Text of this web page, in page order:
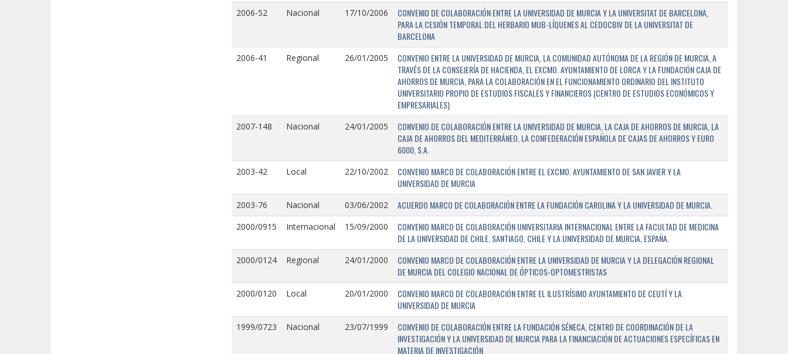
2006-52 Nacional 17/10/2006
CONVENIO DE COLABORACIÓN ENTRE LA UNIVERSIDAD DE MURCIA Y LA UNIVERSITAT DE BARCELONA,
PARA LA CESIÓN TEMPORAL DEL HERBARIO MUB-LÍQUENES AL CEDOCBIV DE LA UNIVERSITAT DE
BARCELONA
2006-41 Regional 26/01/2005
CONVENIO ENTRE LA UNIVERSIDAD DE MURCIA, LA COMUNIDAD AUTÓNOMA DE LA REGIÓN DE MURCIA, A
TRAVÉS DE LA CONSEJERÍA DE HACIENDA, EL EXCMO. AYUNTAMIENTO DE LORCA Y LA FUNDACIÓN CAJA DE
AHORROS DE MURCIA, PARA LA COLABORACIÓN EN EL FUNCIONAMIENTO ORDINARIO DEL INSTITUTO
UNIVERSITARIO PROPIO DE ESTUDIOS FISCALES Y FINANCIEROS (CENTRO DE ESTUDIOS ECONÓMICOS Y
EMPRESARIALES)
2007-148 Nacional 24/01/2005
CONVENIO DE COLABORACIÓN ENTRE LA UNIVERSIDAD DE MURCIA, LA CAJA DE AHORROS DE MURCIA, LA
CAJA DE AHORROS DEL MEDITERRÁNEO, LA CONFEDERACIÓN ESPAÑOLA DE CAJAS DE AHORROS Y EURO
6000, S.A.
2003-42 Local 22/10/2002
CONVENIO MARCO DE COLABORACIÓN ENTRE EL EXCMO. AYUNTAMIENTO DE SAN JAVIER Y LA
UNIVERSIDAD DE MURCIA
2003-76 Nacional 03/06/2002 ACUERDO MARCO DE COLABORACIÓN ENTRE LA FUNDACIÓN CAROLINA Y LA UNIVERSIDAD DE MURCIA.
2000/0915 Internacional 15/09/2000
CONVENIO MARCO DE COLABORACIÓN UNIVERSITARIA INTERNACIONAL ENTRE LA FACULTAD DE MEDICINA
DE LA UNIVERSIDAD DE CHILE, SANTIAGO, CHILE Y LA UNIVERSIDAD DE MURCIA, ESPAÑA.
2000/0124 Regional 24/01/2000
CONVENIO MARCO DE COLABORACIÓN ENTRE LA UNIVERSIDAD DE MURCIA Y LA DELEGACIÓN REGIONAL
DE MURCIA DEL COLEGIO NACIONAL DE ÓPTICOS-OPTOMESTRISTAS
2000/0120 Local 20/01/2000
CONVENIO MARCO DE COLABORACIÓN ENTRE EL ILUSTRÍSIMO AYUNTAMIENTO DE CEUTÍ Y LA
UNIVERSIDAD DE MURCIA
1999/0723 Nacional 23/07/1999
CONVENIO DE COLABORACIÓN ENTRE LA FUNDACIÓN SÉNECA, CENTRO DE COORDINACIÓN DE LA
INVESTIGACIÓN Y LA UNIVERSIDAD DE MURCIA PARA LA FINANCIACIÓN DE ACTUACIONES ESPECÍFICAS EN
MATERIA DE INVESTIGACIÓN